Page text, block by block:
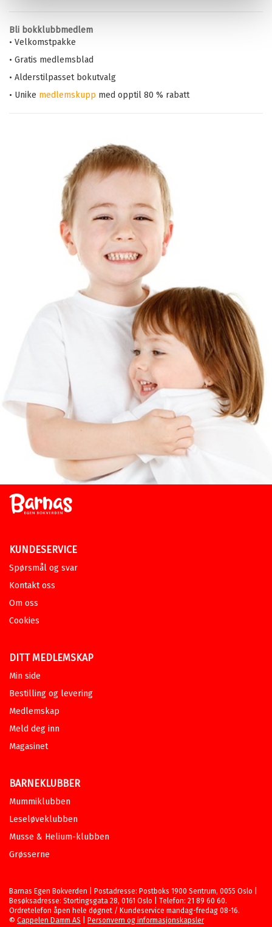
Bli bokklubbmedlem
• Velkomstpakke
• Gratis medlemsblad
• Alderstilpasset bokutvalg
• Unike medlemskupp med opptil 80 % rabatt
KUNDESERVICE
Spørsmål og svar
Kontakt oss
Om oss
Cookies
DITT MEDLEMSKAP
Min side
Bestilling og levering
Medlemskap
Meld deg inn
Magasinet
BARNEKLUBBER
Mummiklubben
Leseløveklubben
Musse & Helium-klubben
Grøsserne
Barnas Egen Bokverden | Postadresse: Postboks 1900 Sentrum, 0055 Oslo |
Besøksadresse: Stortingsgata 28, 0161 Oslo | Telefon: 21 89 60 60.
Ordretelefon åpen hele døgnet / Kundeservice mandag-fredag 08-16.
© Cappelen Damm AS Personvern og informasjonskapsler